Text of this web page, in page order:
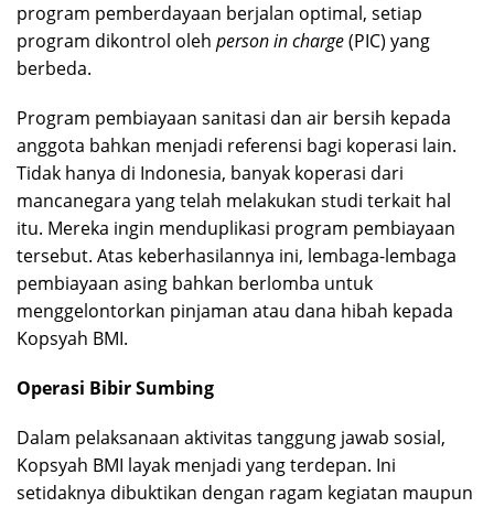
program pemberdayaan berjalan optimal, setiap
program dikontrol oleh person in charge(PIC) yang
berbeda.
Program pembiayaan sanitasi dan air bersih kepada
anggota bahkan menjadi referensi bagi koperasi lain.
Tidak hanya di Indonesia, banyak koperasi dari
mancanegara yang telah melakukan studi terkait hal
itu. Mereka ingin menduplikasi program pembiayaan
tersebut. Atas keberhasilannya ini, lembaga-lembaga
pembiayaan asing bahkan berlomba untuk
menggelontorkan pinjaman atau dana hibah kepada
Kopsyah BMI.
Operasi Bibir Sumbing
Dalam pelaksanaan aktivitas tanggung jawab sosial,
Kopsyah BMI layak menjadi yang terdepan. Ini
setidaknya dibuktikan dengan ragam kegiatan maupun